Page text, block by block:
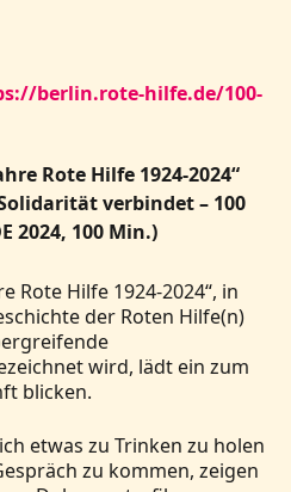
berlin.rote-hilfe.de/100-
Rote Hilfe 1924-2024“
verbindet – 100
2024, 100 Min.)
Rote Hilfe 1924-2024“, in
der Roten Hilfe(n)
wird, lädt ein zum
blicken.
etwas zu Trinken zu holen
zu kommen, zeigen